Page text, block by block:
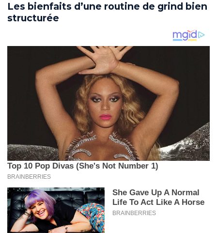
Les bienfaits d’une routine de grind bien
structurée